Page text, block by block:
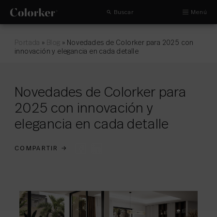
Buscar Menú
Portada » Blog » Novedades de Colorker para 2025 con
innovación y elegancia en cada detalle
Novedades de Colorker para
2025 con innovación y
elegancia en cada detalle
COMPARTIR →